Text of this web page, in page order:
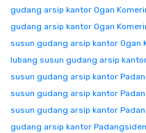
gudang arsip kantor Ogan
gudang arsip kantor Ogan
susun gudang arsip kantor Ogan
lubang susun gudang arsip
susun gudang arsip kantor
susun gudang arsip kantor
susun gudang arsip kantor
gudang arsip kantor